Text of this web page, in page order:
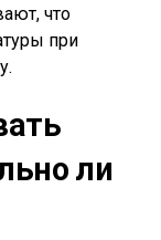
что
при
ли